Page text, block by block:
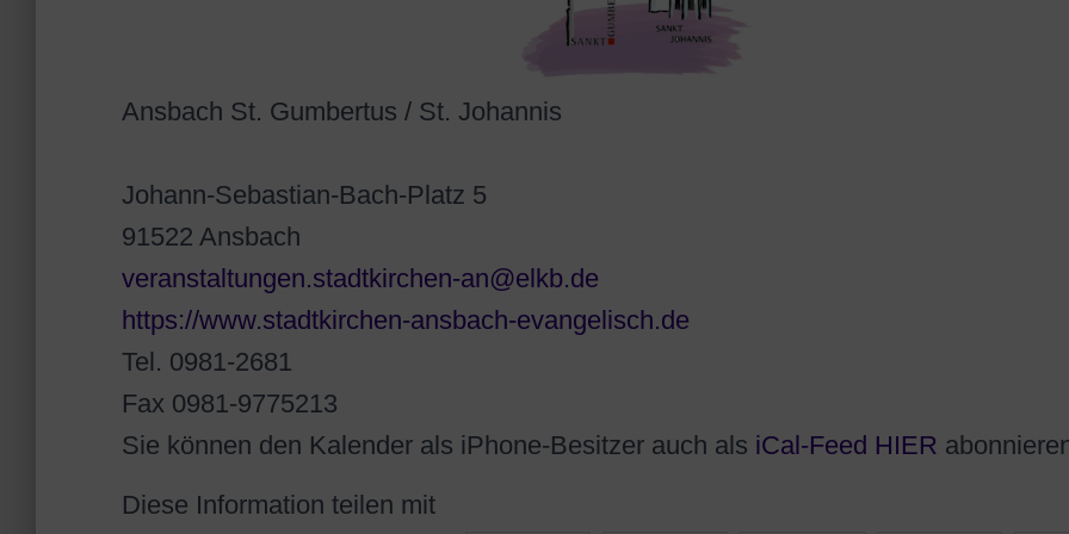
Ansbach St. Gumbertus / St. Johannis
Johann-Sebastian-Bach-Platz 5
91522 Ansbach
veranstaltungen.stadtkirchen-an@elkb.de
https://www.stadtkirchen-ansbach-evangelisch.de
Tel. 0981-2681
Fax 0981-9775213
Sie können den Kalender als iPhone-Besitzer auch als iCal-Feed HIER
Diese Information teilen mit